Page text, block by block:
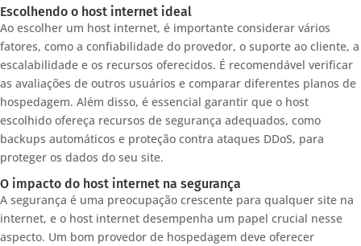
Escolhendo o host internet ideal
Ao escolher um host internet, é importante considerar vários
fatores, como a confiabilidade do provedor, o suporte ao cliente, a
escalabilidade e os recursos oferecidos. É recomendável verificar
as avaliações de outros usuários e comparar diferentes planos de
hospedagem. Além disso, é essencial garantir que o host
escolhido ofereça recursos de segurança adequados, como
backups automáticos e proteção contra ataques DDoS, para
proteger os dados do seu site.
O impacto do host internet na segurança
A segurança é uma preocupação crescente para qualquer site na
internet, e o host internet desempenha um papel crucial nesse
aspecto. Um bom provedor de hospedagem deve oferecer